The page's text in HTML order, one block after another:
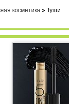
косметика » Туши